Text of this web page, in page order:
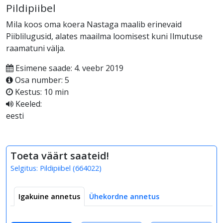
Pildipiibel
Mila koos oma koera Nastaga maalib erinevaid
Piiblilugusid, alates maailma loomisest kuni Ilmutuse
raamatuni välja.
Esimene saade: 4. veebr 2019
Osa number: 5
Kestus: 10 min
Keeled:
eesti
Toeta väärt saateid!
Selgitus: Pildipiibel (664022)
Igakuine annetus Ühekordne annetus